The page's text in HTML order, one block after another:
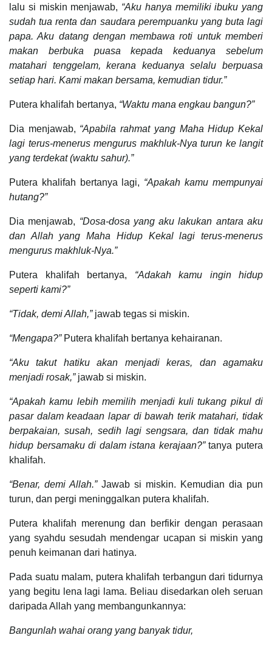
lalu si miskin menjawab, “Aku hanya memiliki ibuku yang
sudah tua renta dan saudara perempuanku yang buta lagi
papa. Aku datang dengan membawa roti untuk memberi
makan berbuka puasa kepada keduanya sebelum
matahari tenggelam, kerana keduanya selalu berpuasa
setiap hari. Kami makan bersama, kemudian tidur.”
Putera khalifah bertanya, “Waktu mana engkau bangun?”
Dia menjawab, “Apabila rahmat yang Maha Hidup Kekal
lagi terus-menerus mengurus makhluk-Nya turun ke langit
yang terdekat (waktu sahur).”
Putera khalifah bertanya lagi, “Apakah kamu mempunyai
hutang?”
Dia menjawab, “Dosa-dosa yang aku lakukan antara aku
dan Allah yang Maha Hidup Kekal lagi terus-menerus
mengurus makhluk-Nya.”
Putera khalifah bertanya, “Adakah kamu ingin hidup
seperti kami?”
“Tidak, demi Allah,”jawab tegas si miskin.
“Mengapa?”Putera khalifah bertanya kehairanan.
“Aku takut hatiku akan menjadi keras, dan agamaku
menjadi rosak,”jawab si miskin.
“Apakah kamu lebih memilih menjadi kuli tukang pikul di
pasar dalam keadaan lapar di bawah terik matahari, tidak
berpakaian, susah, sedih lagi sengsara, dan tidak mahu
hidup bersamaku di dalam istana kerajaan?”tanya putera
khalifah.
“Benar, demi Allah.”Jawab si miskin. Kemudian dia pun
turun, dan pergi meninggalkan putera khalifah.
Putera khalifah merenung dan berfikir dengan perasaan
yang syahdu sesudah mendengar ucapan si miskin yang
penuh keimanan dari hatinya.
Pada suatu malam, putera khalifah terbangun dari tidurnya
yang begitu lena lagi lama. Beliau disedarkan oleh seruan
daripada Allah yang membangunkannya:
Bangunlah wahai orang yang banyak tidur,